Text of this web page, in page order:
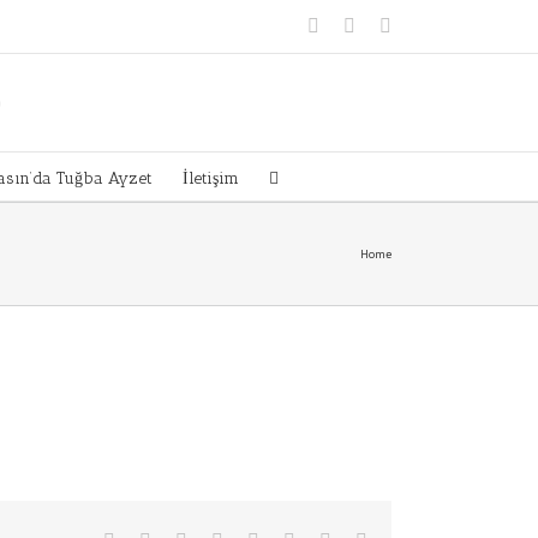
InstagramFacebook
Tuğba Ayzet İletişim
Home